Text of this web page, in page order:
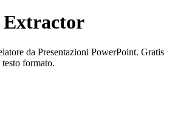
Extractor
da Presentazioni PowerPoint. Gratis
formato.